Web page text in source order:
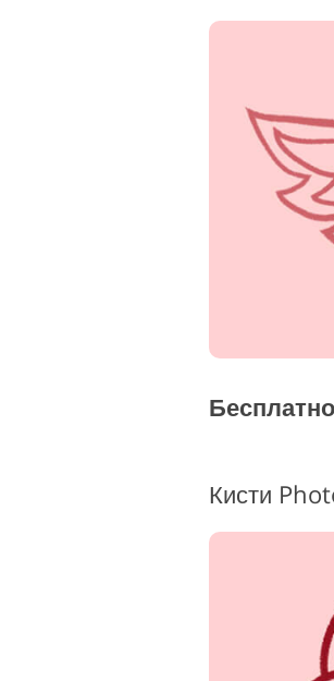
Бесплатно
Кисти